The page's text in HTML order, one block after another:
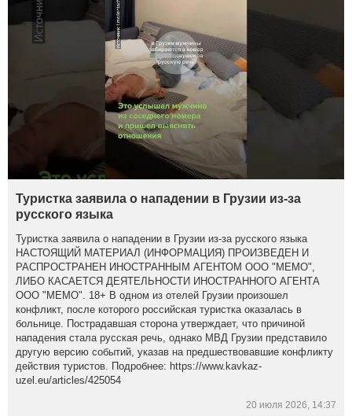
Туристка заявила о нападении в Грузии из-за
русского языка
Туристка заявила о нападении в Грузии из-за русского языка
НАСТОЯЩИЙ МАТЕРИАЛ (ИНФОРМАЦИЯ) ПРОИЗВЕДЕН И
РАСПРОСТРАНЕН ИНОСТРАННЫМ АГЕНТОМ ООО "МЕМО",
ЛИБО КАСАЕТСЯ ДЕЯТЕЛЬНОСТИ ИНОСТРАННОГО АГЕНТА
ООО "МЕМО". 18+ В одном из отелей Грузии произошел
конфликт, после которого российская туристка оказалась в
больнице. Пострадавшая сторона утверждает, что причиной
нападения стала русская речь, однако МВД Грузии представило
другую версию событий, указав на предшествовавшие конфликту
действия туристов. Подробнее: https://www.kavkaz-
uzel.eu/articles/425054
20 июля 2026, 14:37